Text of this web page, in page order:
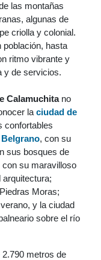
las montañas
algunas de
criolla y colonial.
población, hasta
ritmo vibrante y
y de servicios.
Calamuchitano
la ciudad de
confortables
, con su
sus bosques de
con su maravilloso
Moras;
y la ciudad
sobre el río
metros de